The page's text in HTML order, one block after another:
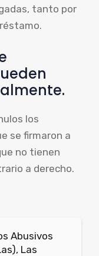
tanto por
los
se firmaron a
no tienen
a derecho.
Abusivos
Las